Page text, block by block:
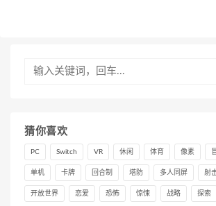
猜你喜欢
PC Switch VR 休闲 体育 像素
单机 卡牌 回合制 塔防 多人同屏 射
开放世界 恋爱 恐怖 惊悚 战略 探索